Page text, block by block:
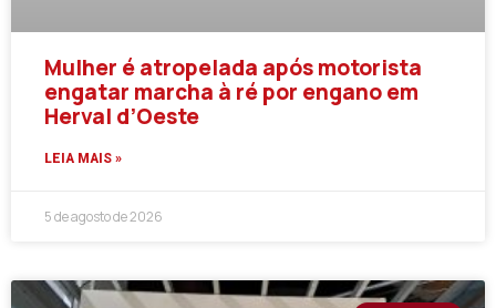
Mulher é atropelada após motorista
engatar marcha à ré por engano em
Herval d’Oeste
LEIA MAIS »
5 de agosto de 2026